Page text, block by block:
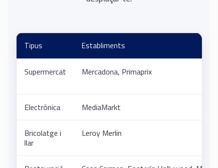
Tipus Establiments
Supermercat Mercadona, Primaprix
Electrònica MediaMarkt
Bricolatge i
llar
Leroy Merlin